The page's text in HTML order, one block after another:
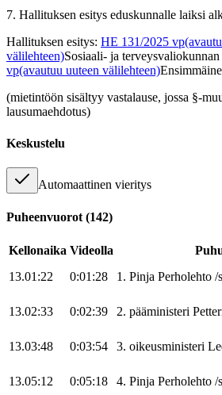
7. Hallituksen esitys eduskunnalle laiksi
Hallituksen esitys: HE 131/2025 vp
välilehteen)Sosiaali- ja
vp(avautuu uuteen välilehteen)
(mietintöön sisältyy vastalause, jossa §-
lausumaehdotus)
Keskustelu
Automaattinen vieritys
Puheenvuorot (142)
Kellonaika Videolla
13.01:22
0:01:28 1. Pinja Perholehto /
13.02:33 0:02:39 2. pääministeri
13.03:48 0:03:54 3. oikeusministeri
13.05:12 0:05:18 4. Pinja Perholehto /